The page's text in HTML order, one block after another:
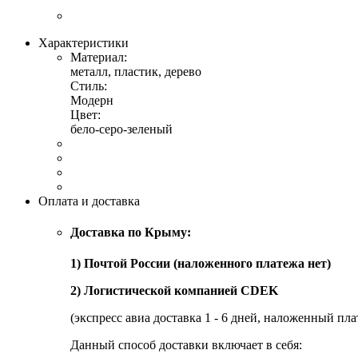
Характеристики
Материал:
металл, пластик, дерево
Стиль:
Модерн
Цвет:
бело-серо-зеленый
Оплата и доставка
Доставка по Крыму:
1) Почтой России (наложенного платежа нет)
2) Логистической компанией CDEK
(экспресс авиа доставка 1 - 6 дней, наложенный
Данный способ доставки включает в себя: